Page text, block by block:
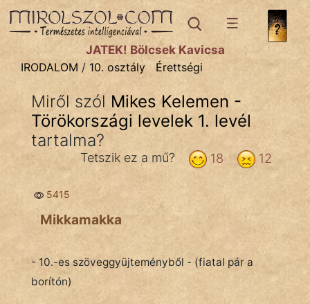
IRODALOMtémák:
Dráma
Költemény
Eposz
Komédia
Kötelező
Legenda
Mese
Mitológia
JÁTÉK! Bölcsek Kavicsa
IRODALOM / 10. osztály Érettségi
Miről szól Mikes Kelemen -
Törökországi levelek 1. levél
tartalma?
12
18
Tetszik ez a mű?
5415
Mikkamakka
- 10.-es szöveggyüjteményből - (fiatal pár a
borítón)